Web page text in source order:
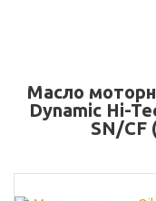
Масло
Dynamic Hi-
SN/CF